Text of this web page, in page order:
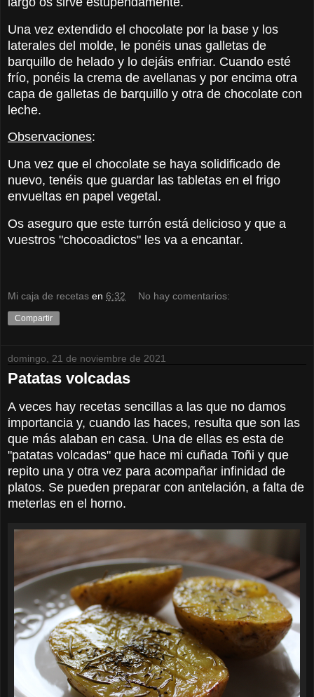
Una vez extendido el chocolate por la base y los
laterales del molde, le ponéis unas galletas de
barquillo de helado y lo dejáis enfriar. Cuando esté
frío, ponéis la crema de avellanas y por encima otra
capa de galletas de barquillo y otra de chocolate con
leche.
Observaciones:
Una vez que el chocolate se haya solidificado de
nuevo, tenéis que guardar las tabletas en el frigo
envueltas en papel vegetal.
Os aseguro que este turrón está delicioso y que a
vuestros "chocoadictos" les va a encantar.
Mi caja de recetas en 6:32 No hay comentarios:
Compartir
domingo, 21 de noviembre de 2021
Patatas volcadas
A veces hay recetas sencillas a las que no damos
importancia y, cuando las haces, resulta que son las
que más alaban en casa. Una de ellas es esta de
"patatas volcadas" que hace mi cuñada Toñi y que
repito una y otra vez para acompañar infinidad de
platos. Se pueden preparar con antelación, a falta de
meterlas en el horno.